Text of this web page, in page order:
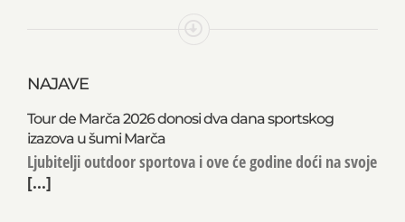
NAJAVE
Tour de Marča 2026 donosi dva dana sportskog
izazova u šumi Marča
Ljubitelji outdoor sportova i ove će godine doći na svoje
[...]